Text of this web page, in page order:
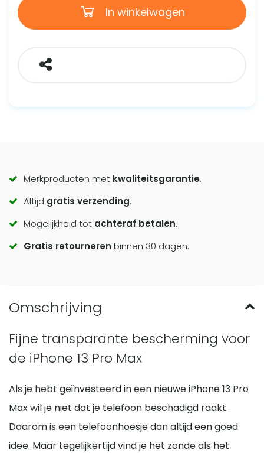
In winkelwagen
Call
to
actions
Merkproducten met kwaliteitsgarantie.
Altijd gratis verzending.
Mogelijkheid tot achteraf betalen.
Gratis retourneren binnen 30 dagen.
Fijne transparante bescherming voor
de iPhone 13 Pro Max
Als je hebt geïnvesteerd in een nieuwe iPhone 13 Pro
Max wil je niet dat je telefoon beschadigd raakt.
Daarom is een telefoonhoesje dan altijd een goed
idee. Maar tegelijkertijd vind je het zonde als het